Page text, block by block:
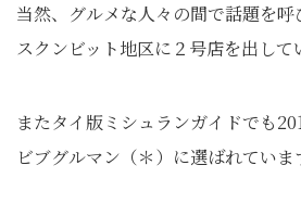
当然、グルメな人々の間で話題を呼
スクンビット地区に２号店を出して
またタイ版ミシュランガイドでも
ビブグルマン（＊）に選ばれていま